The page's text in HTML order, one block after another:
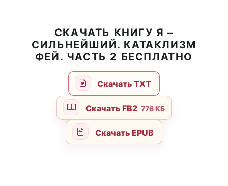
СКАЧАТЬ КНИГУ Я –
СИЛЬНЕЙШИЙ. КАТАКЛИЗМ
ФЕЙ. ЧАСТЬ 2 БЕСПЛАТНО
Скачать TXT
Скачать FB2 776 КБ
Скачать EPUB